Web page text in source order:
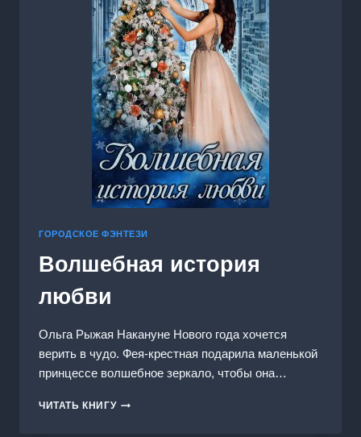
ГОРОДСКОЕ ФЭНТЕЗИ
Волшебная история
любви
Ольга Рыжая Накануне Нового года хочется
верить в чудо. Фея-крестная подарила маленькой
принцессе волшебное зеркало, чтобы она…
ЧИТАТЬ КНИГУВОЛШЕБНАЯ